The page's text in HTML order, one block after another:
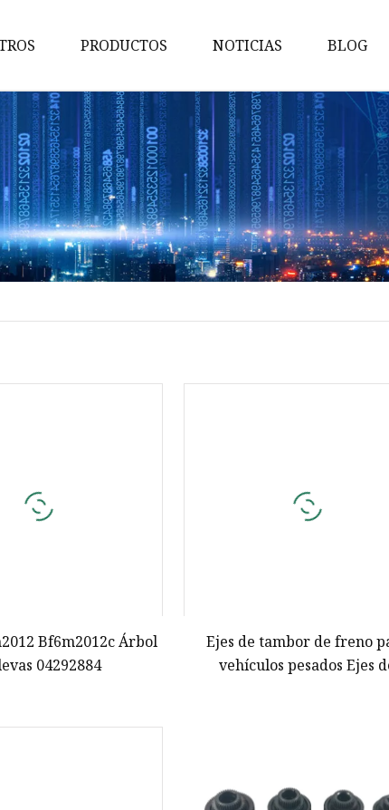
PRODUCTOS
Bomba de agua
BUJIAS BOSCH
Bomba de aceite para Honda
Bujía para BMW
Árbol de levas
Bomba de aceite
NOTICIAS BLOG
Bf6m2012c Árbol
04292884
Ejes de tambor de freno
vehículos pesados ​​Ejes